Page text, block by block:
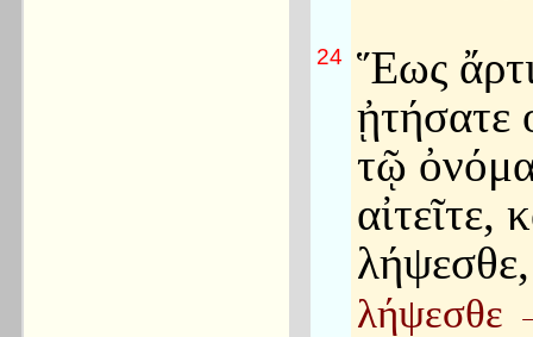
24
Ἕως
ᾐτήσατε
τῷ
αἰτεῖτε,
λήψεσθε